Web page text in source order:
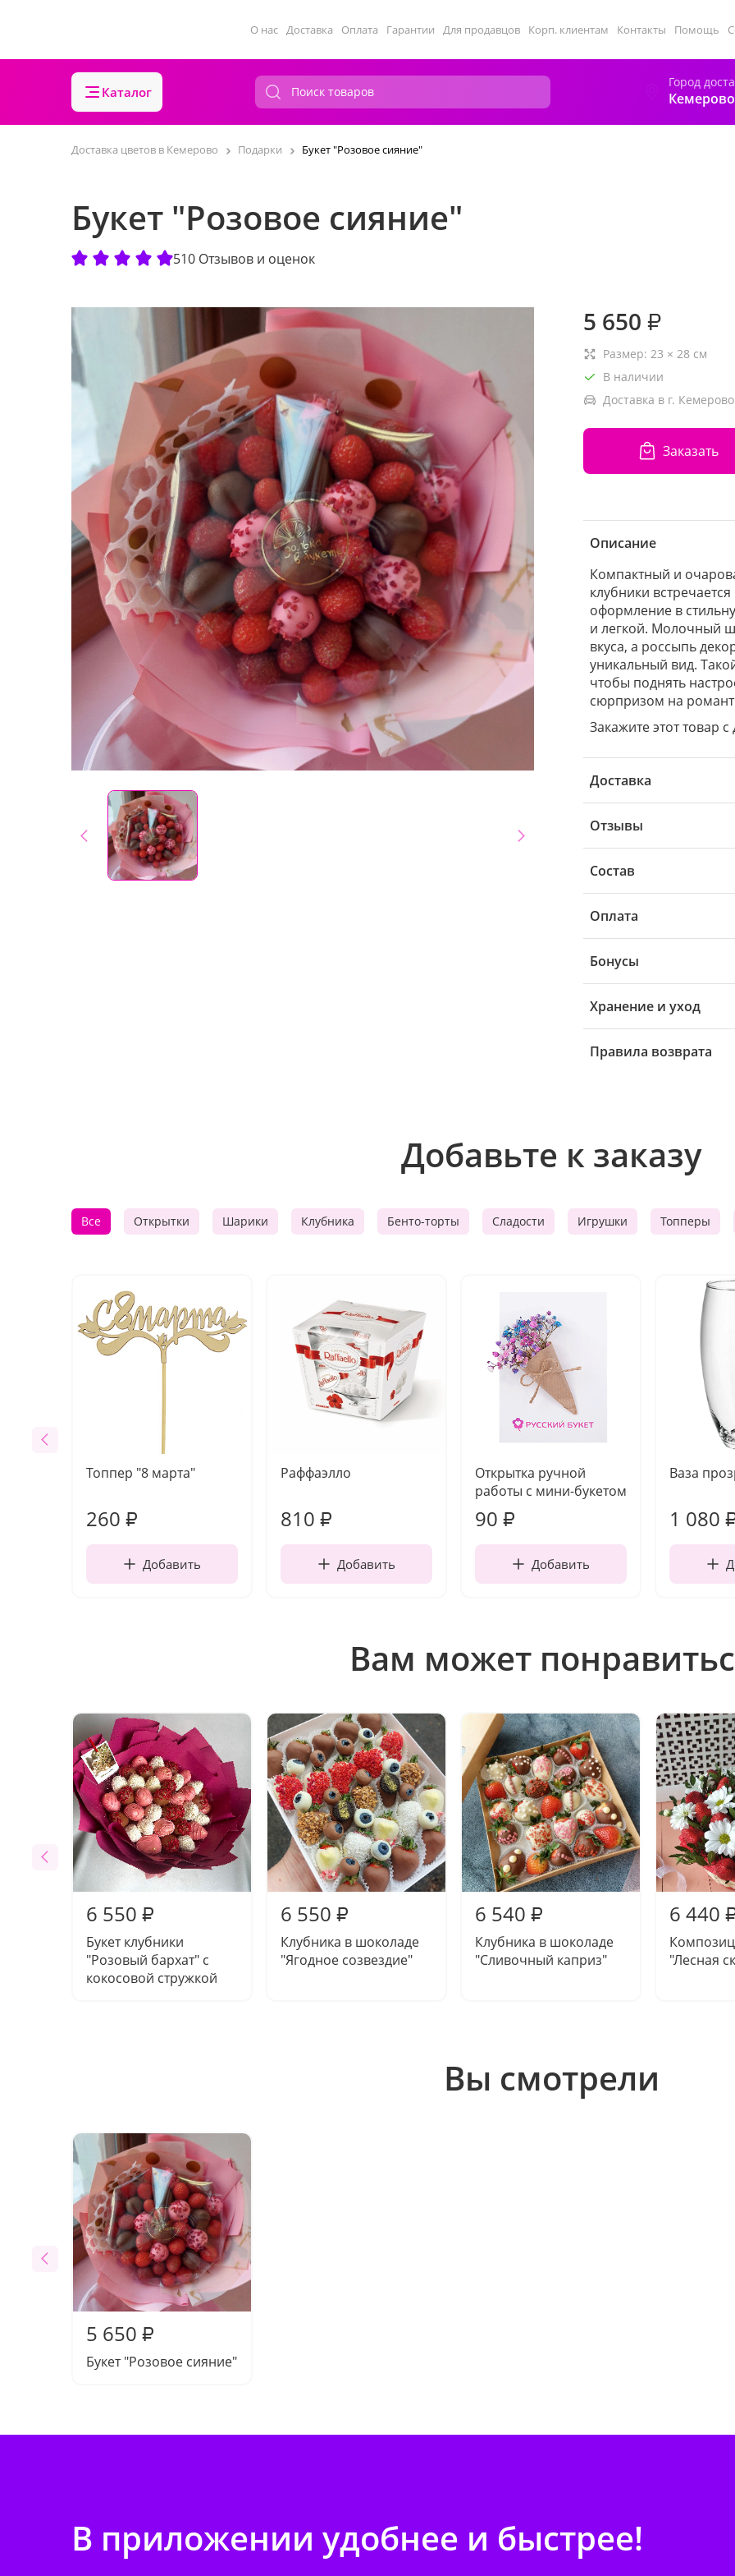
О нас Доставка Оплата Гарантии Для продавцов Корп. клиентам Контакты Помощь
Каталог
Город
Кемерово
Доставка цветов в Кемерово Подарки Букет "Розовое сияние"
Букет "Розовое сияние"
510 Отзывов и оценок
5 650 ₽
Размер: 23 × 28 см
В наличии
Доставка в г.
Заказать
Описание
Компактный и
клубники
оформление в
и легкой. Молочный
вкуса, а россыпь
уникальный вид.
чтобы поднять
сюрпризом на
Закажите этот товар
Доставка
Отзывы
Состав
Оплата
Бонусы
Хранение и уход
Правила возврата
Добавьте к заказу
Все Открытки Шарики Клубника Бенто-торты Сладости Игрушки Топперы
Топпер "8 марта"
260 ₽
Добавить
Раффаэлло
810 ₽
Добавить
Открытка ручной
работы с мини-букетом
90 ₽
Добавить
Ваза
1 080
Вам может
6 550 ₽
Букет клубники
"Розовый бархат" с
кокосовой стружкой
6 550 ₽
Клубника в шоколаде
"Ягодное созвездие"
6 540 ₽
Клубника в шоколаде
"Сливочный каприз"
6 440
"Лесная
Вы смотрели
5 650 ₽
Букет "Розовое сияние"
В приложении удобнее и быстрее!